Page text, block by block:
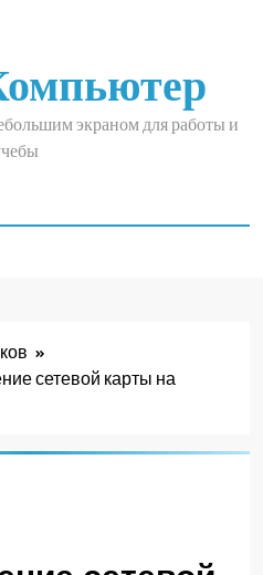
экраном для работы и
сетевой карты на